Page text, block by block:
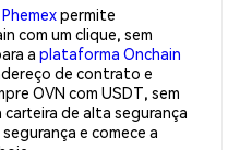
permite
com um clique, sem
a plataforma Onchain
de contrato e
OVN com USDT, sem
de alta segurança
e comece a